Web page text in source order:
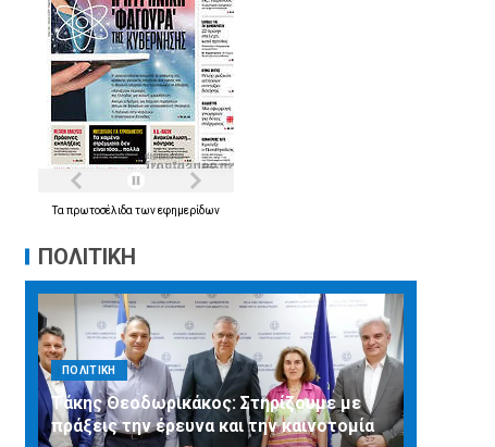
Τα πρωτοσέλιδα τωνεφημερίδων
ΠΟΛΙΤΙΚΗ
ΠΟΛΙΤΙΚΗ
Τάκης Θεοδωρικάκος: Στηρίζουμε με
πράξεις την έρευνα και την καινοτομία